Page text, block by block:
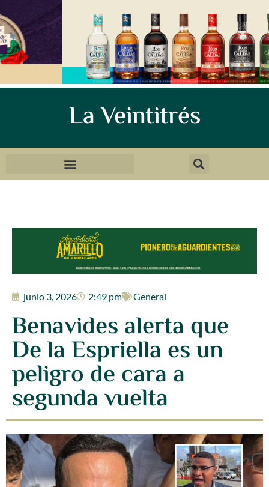
La Veintitrés
junio 3, 2026 2:49 pm General
Benavides alerta que
De la Espriella es un
peligro de cara a
segunda vuelta